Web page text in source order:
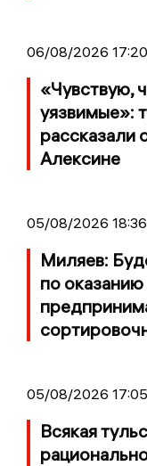
06/08/2026 17:20
«Чувствую,
уязвимые»:
рассказали
Алексине
05/08/2026 18:36
Миляев:
по
05/08/2026 17:05
Всякая